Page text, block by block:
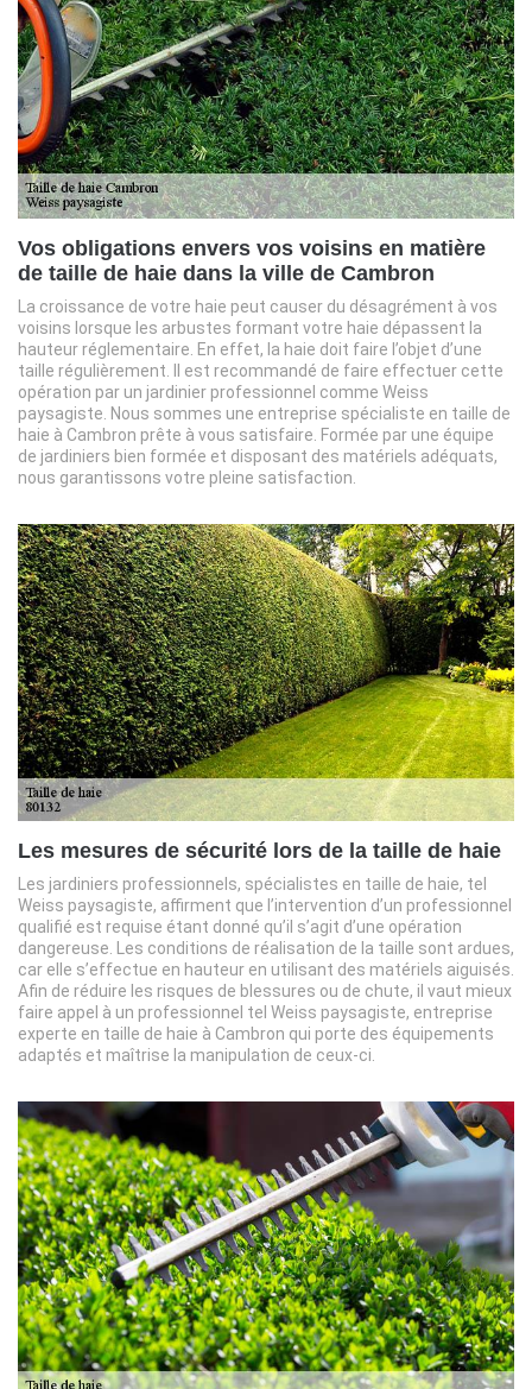
Vos obligations envers vos voisins en matière
de taille de haie dans la ville de Cambron
La croissance de votre haie peut causer du désagrément à vos
voisins lorsque les arbustes formant votre haie dépassent la
hauteur réglementaire. En effet, la haie doit faire l’objet d’une
taille régulièrement. Il est recommandé de faire effectuer cette
opération par un jardinier professionnel comme Weiss
paysagiste. Nous sommes une entreprise spécialiste en taille de
haie à Cambron prête à vous satisfaire. Formée par une équipe
de jardiniers bien formée et disposant des matériels adéquats,
nous garantissons votre pleine satisfaction.
Les mesures de sécurité lors de la taille de haie
Les jardiniers professionnels, spécialistes en taille de haie, tel
Weiss paysagiste, affirment que l’intervention d’un professionnel
qualifié est requise étant donné qu’il s’agit d’une opération
dangereuse. Les conditions de réalisation de la taille sont ardues,
car elle s’effectue en hauteur en utilisant des matériels aiguisés.
Afin de réduire les risques de blessures ou de chute, il vaut mieux
faire appel à un professionnel tel Weiss paysagiste, entreprise
experte en taille de haie à Cambron qui porte des équipements
adaptés et maîtrise la manipulation de ceux-ci.